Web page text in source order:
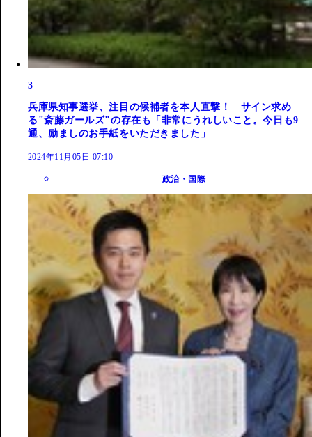
3
兵庫県知事選挙、注目の候補者を本人直撃！ サイン求め
る"斎藤ガールズ"の存在も「非常にうれしいこと。今日も9
通、励ましのお手紙をいただきました」
2024年11月05日 07:10
政治・国際